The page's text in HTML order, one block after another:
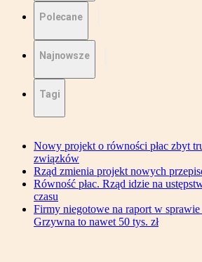
Polecane
Najnowsze
Tagi
Nowy projekt o równości płac zbyt
związków
Rząd zmienia projekt nowych
Równość płac. Rząd idzie na
czasu
Firmy niegotowe na raport w
Grzywna to nawet 50 tys. zł